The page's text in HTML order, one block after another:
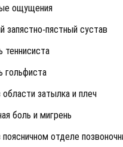
ощущения
пястный сустав
гольфиста
затылка и плеч
боль и мигрень
отделе